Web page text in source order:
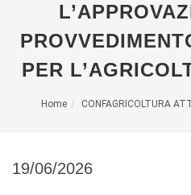
PER
Home CONFAGRICOLTURA
19/06/2026